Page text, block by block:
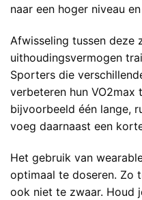
naar een hoger niveau
Afwisseling tussen deze
uithoudingsvermogen
Sporters die
verbeteren hun VO2max
bijvoorbeeld één lange,
voeg daarnaast een
Het gebruik van
optimaal te doseren. Zo
ook niet te zwaar. Houd